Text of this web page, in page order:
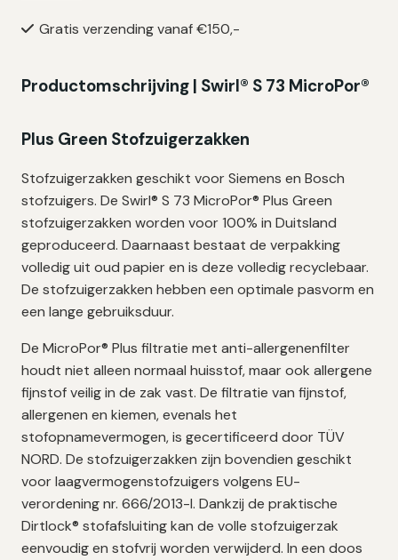
-
zakken
aantal
Gratis verzending vanaf €150,-
Productomschrijving | Swirl® S 73 MicroPor®
Plus Green Stofzuigerzakken
Stofzuigerzakken geschikt voor Siemens en Bosch
stofzuigers. De Swirl® S 73 MicroPor® Plus Green
stofzuigerzakken worden voor 100% in Duitsland
geproduceerd. Daarnaast bestaat de verpakking
volledig uit oud papier en is deze volledig recyclebaar.
De stofzuigerzakken hebben een optimale pasvorm en
een lange gebruiksduur.
De MicroPor® Plus filtratie met anti-allergenenfilter
houdt niet alleen normaal huisstof, maar ook allergene
fijnstof veilig in de zak vast. De filtratie van fijnstof,
allergenen en kiemen, evenals het
stofopnamevermogen, is gecertificeerd door TÜV
NORD. De stofzuigerzakken zijn bovendien geschikt
voor laagvermogenstofzuigers volgens EU-
verordening nr. 666/2013-I. Dankzij de praktische
Dirtlock® stofafsluiting kan de volle stofzuigerzak
eenvoudig en stofvrij worden verwijderd. In een doos